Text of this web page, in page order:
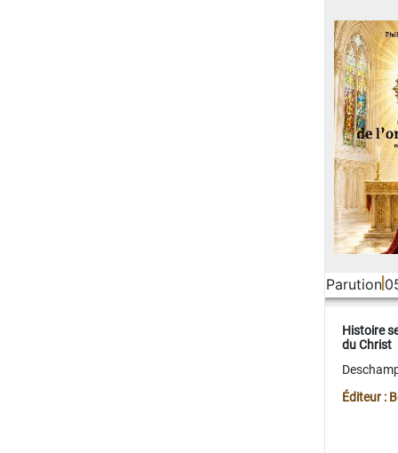
Parution
Histoire
du Christ
Éditeur :